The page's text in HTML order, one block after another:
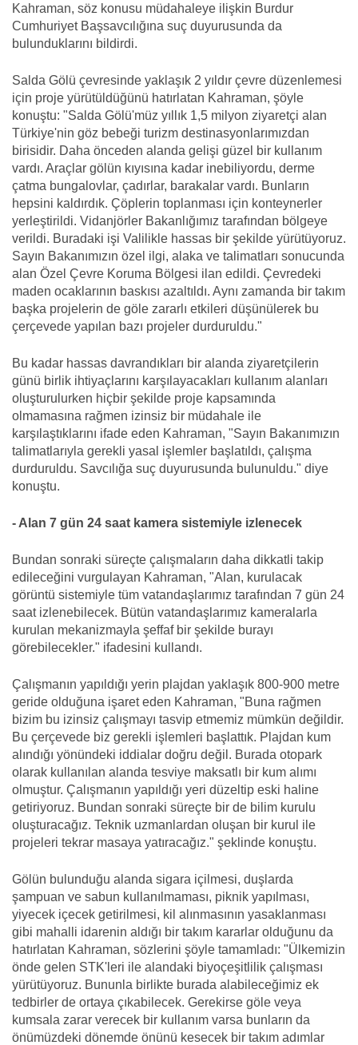
Kahraman, söz konusu müdahaleye ilişkin Burdur
Cumhuriyet Başsavcılığına suç duyurusunda da
bulunduklarını bildirdi.
Salda Gölü çevresinde yaklaşık 2 yıldır çevre düzenlemesi
için proje yürütüldüğünü hatırlatan Kahraman, şöyle
konuştu: "Salda Gölü'müz yıllık 1,5 milyon ziyaretçi alan
Türkiye'nin göz bebeği turizm destinasyonlarımızdan
birisidir. Daha önceden alanda gelişi güzel bir kullanım
vardı. Araçlar gölün kıyısına kadar inebiliyordu, derme
çatma bungalovlar, çadırlar, barakalar vardı. Bunların
hepsini kaldırdık. Çöplerin toplanması için konteynerler
yerleştirildi. Vidanjörler Bakanlığımız tarafından bölgeye
verildi. Buradaki işi Valilikle hassas bir şekilde yürütüyoruz.
Sayın Bakanımızın özel ilgi, alaka ve talimatları sonucunda
alan Özel Çevre Koruma Bölgesi ilan edildi. Çevredeki
maden ocaklarının baskısı azaltıldı. Aynı zamanda bir takım
başka projelerin de göle zararlı etkileri düşünülerek bu
çerçevede yapılan bazı projeler durduruldu."
Bu kadar hassas davrandıkları bir alanda ziyaretçilerin
günü birlik ihtiyaçlarını karşılayacakları kullanım alanları
oluşturulurken hiçbir şekilde proje kapsamında
olmamasına rağmen izinsiz bir müdahale ile
karşılaştıklarını ifade eden Kahraman, "Sayın Bakanımızın
talimatlarıyla gerekli yasal işlemler başlatıldı, çalışma
durduruldu. Savcılığa suç duyurusunda bulunuldu." diye
konuştu.
- Alan 7 gün 24 saat kamera sistemiyle izlenecek
Bundan sonraki süreçte çalışmaların daha dikkatli takip
edileceğini vurgulayan Kahraman, "Alan, kurulacak
görüntü sistemiyle tüm vatandaşlarımız tarafından 7 gün 24
saat izlenebilecek. Bütün vatandaşlarımız kameralarla
kurulan mekanizmayla şeffaf bir şekilde burayı
görebilecekler." ifadesini kullandı.
Çalışmanın yapıldığı yerin plajdan yaklaşık 800-900 metre
geride olduğuna işaret eden Kahraman, "Buna rağmen
bizim bu izinsiz çalışmayı tasvip etmemiz mümkün değildir.
Bu çerçevede biz gerekli işlemleri başlattık. Plajdan kum
alındığı yönündeki iddialar doğru değil. Burada otopark
olarak kullanılan alanda tesviye maksatlı bir kum alımı
olmuştur. Çalışmanın yapıldığı yeri düzeltip eski haline
getiriyoruz. Bundan sonraki süreçte bir de bilim kurulu
oluşturacağız. Teknik uzmanlardan oluşan bir kurul ile
projeleri tekrar masaya yatıracağız." şeklinde konuştu.
Gölün bulunduğu alanda sigara içilmesi, duşlarda
şampuan ve sabun kullanılmaması, piknik yapılması,
yiyecek içecek getirilmesi, kil alınmasının yasaklanması
gibi mahalli idarenin aldığı bir takım kararlar olduğunu da
hatırlatan Kahraman, sözlerini şöyle tamamladı: "Ülkemizin
önde gelen STK'leri ile alandaki biyoçeşitlilik çalışması
yürütüyoruz. Bununla birlikte burada alabileceğimiz ek
tedbirler de ortaya çıkabilecek. Gerekirse göle veya
kumsala zarar verecek bir kullanım varsa bunların da
önümüzdeki dönemde önünü kesecek bir takım adımlar